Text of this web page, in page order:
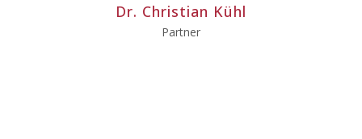
Dr. Christian Kühl
Partner